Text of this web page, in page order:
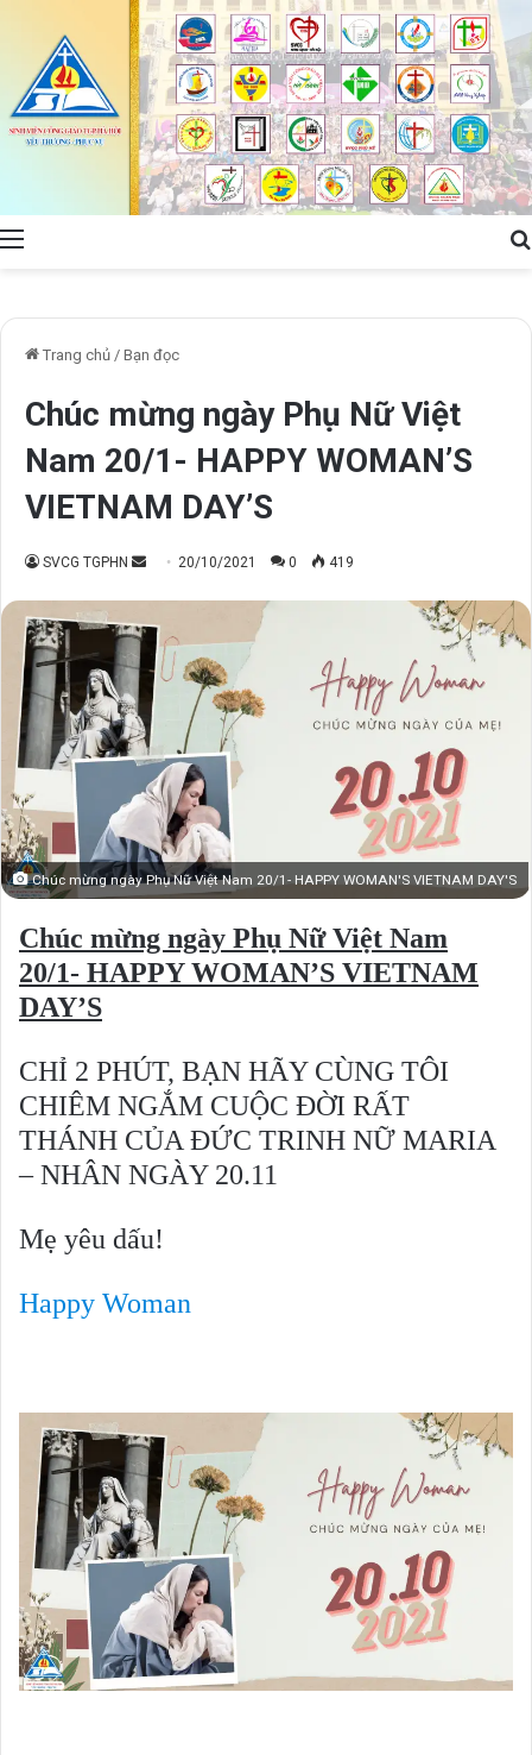
Menu
Trang chủ / Bạn đọc
Chúc mừng ngày Phụ Nữ Việt
Nam 20/1- HAPPY WOMAN’S
VIETNAM DAY’S
SVCG TGPHN
Send 20/10/2021 0 419
Chúc mừng ngày Phụ Nữ Việt Nam 20/1- HAPPY WOMAN'S VIETNAM DAY'S
Chúc mừng ngày Phụ Nữ Việt Nam
20/1- HAPPY WOMAN’S VIETNAM
DAY’S
CHỈ 2 PHÚT, BẠN HÃY CÙNG TÔI
CHIÊM NGẮM CUỘC ĐỜI RẤT
THÁNH CỦA ĐỨC TRINH NỮ MARIA
– NHÂN NGÀY 20.11
Mẹ yêu dấu!
Happy Woman